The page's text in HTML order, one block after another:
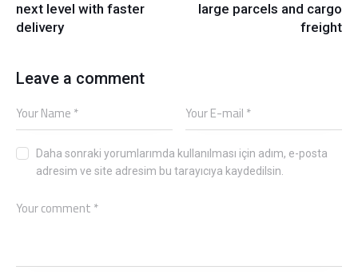
next level with faster
delivery
large parcels and cargo
freight
Leave a comment
Daha sonraki yorumlarımda kullanılması için adım, e-posta
adresim ve site adresim bu tarayıcıya kaydedilsin.